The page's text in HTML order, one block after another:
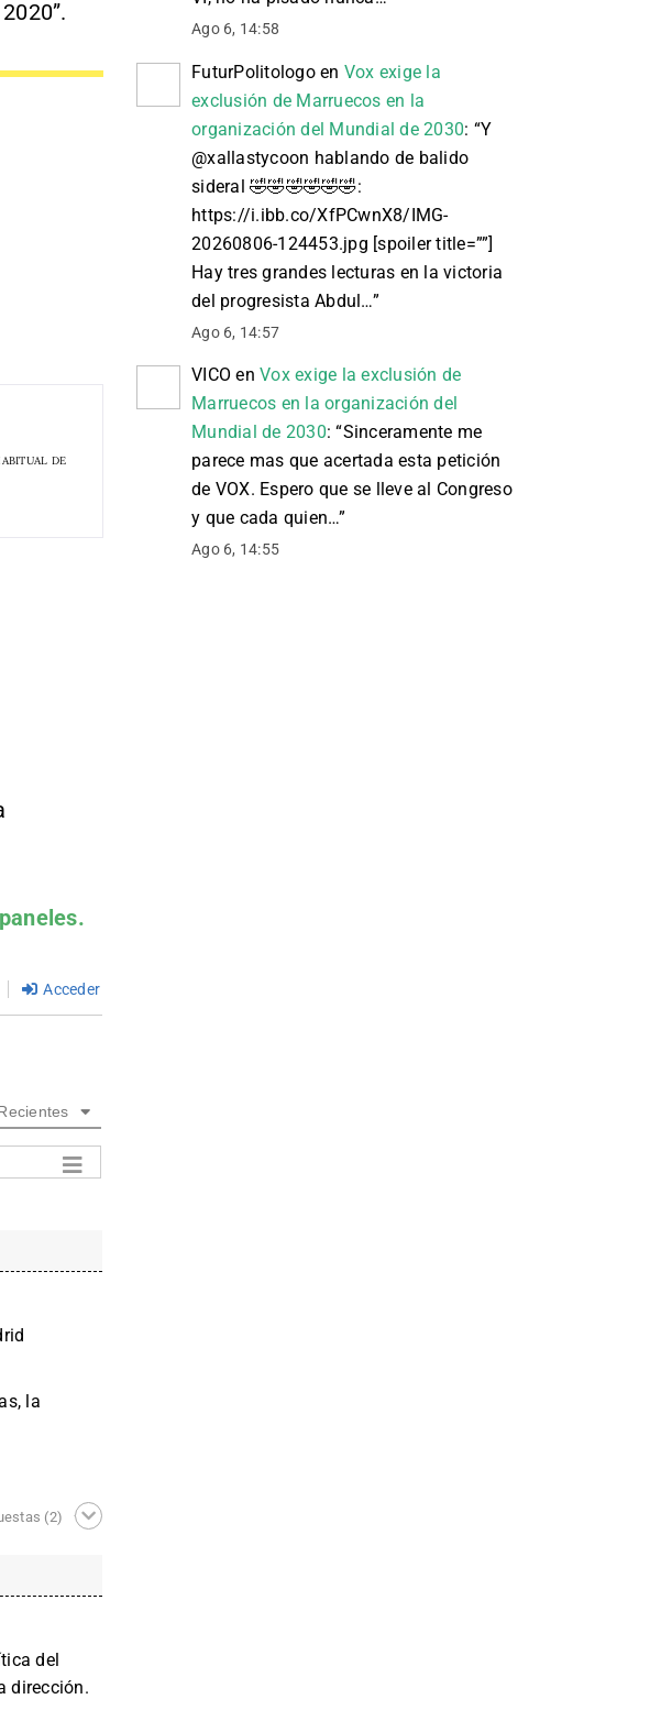
DE
Acceder
la
(2)
del
dirección.
Ago 6, 14:58
FuturPolitologoen Vox exige la
exclusión de Marruecos en la
organización del Mundial de 2030: “Y
@xallastycoon hablando de balido
sideral 🤣🤣🤣🤣🤣🤣:
https://i.ibb.co/XfPCwnX8/IMG-
20260806-124453.jpg [spoiler title=””]
Hay tres grandes lecturas en la victoria
del progresista Abdul…”
Ago 6, 14:57
VICO en Vox exige la exclusión de
Marruecos en la organización del
Mundial de 2030: “Sinceramente me
parece mas que acertada esta petición
de VOX. Espero que se lleve al Congreso
y que cada quien…”
Ago 6, 14:55